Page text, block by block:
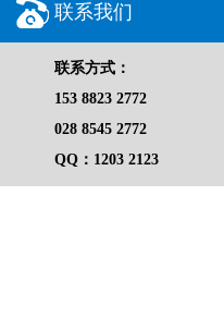
联系我们
联系方式：
153 8823 2772
028 8545 2772
QQ：1203 2123